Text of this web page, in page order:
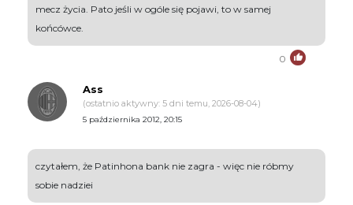
mecz życia. Pato jeśli w ogóle się pojawi, to w samej
końcówce.
0
Ass
(ostatnio aktywny: 5 dni temu, 2026-08-04)
5 października 2012, 20:15
czytałem, że Patinhona bank nie zagra - więc nie róbmy
sobie nadziei